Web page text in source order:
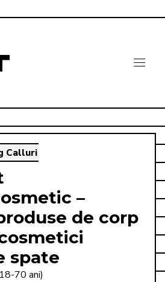
Calluri
–
de corp
spate
70 ani)